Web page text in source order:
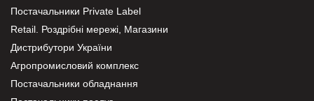
Постачальники Private Label
Retail. Роздрібні мережі, Магазини
Дистрибутори України
Агропромисловий комплекс
Постачальники обладнання